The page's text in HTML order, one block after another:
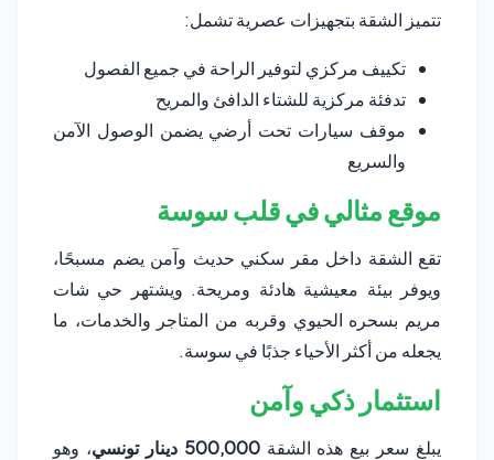
تتميز الشقة بتجهيزات عصرية تشمل:
تكييف مركزي لتوفير الراحة في جميع الفصول
تدفئة مركزية للشتاء الدافئ والمريح
موقف سيارات تحت أرضي يضمن الوصول الآمن
والسريع
موقع مثالي في قلب سوسة
تقع الشقة داخل مقر سكني حديث وآمن يضم مسبحًا،
ويوفر بيئة معيشية هادئة ومريحة. ويشتهر حي شات
مريم بسحره الحيوي وقربه من المتاجر والخدمات، ما
يجعله من أكثر الأحياء جذبًا في سوسة.
استثمار ذكي وآمن
يبلغ سعر بيع هذه الشقة500,000 دينار تونسي
، وهو